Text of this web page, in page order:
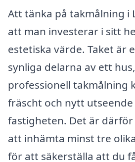
Att tänka på takmålning i
att man investerar i sitt
estetiska värde. Taket är
synliga delarna av ett
professionell takmålning
fräscht och nytt utseende
fastigheten. Det är
att inhämta minst tre
för att säkerställa att du